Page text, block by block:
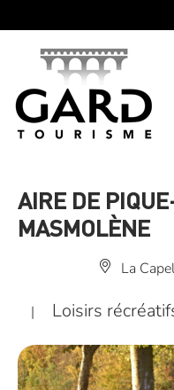
AIRE DE
MASMOLÈNE
La
| Loisirs